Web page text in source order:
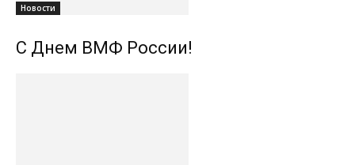
Новости
С Днем ВМФ России!